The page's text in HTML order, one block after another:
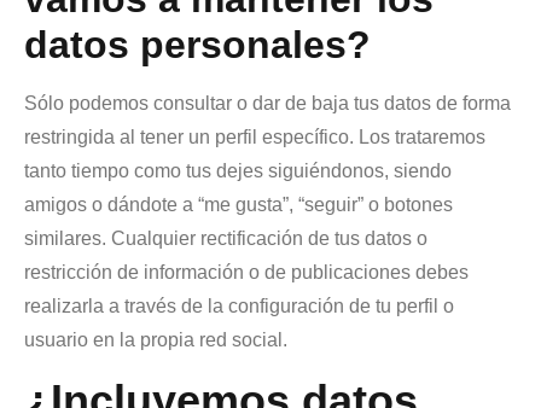
datos personales?
Sólo podemos consultar o dar de baja tus datos de forma
restringida al tener un perfil específico. Los trataremos
tanto tiempo como tus dejes siguiéndonos, siendo
amigos o dándote a “me gusta”, “seguir” o botones
similares. Cualquier rectificación de tus datos o
restricción de información o de publicaciones debes
realizarla a través de la configuración de tu perfil o
usuario en la propia red social.